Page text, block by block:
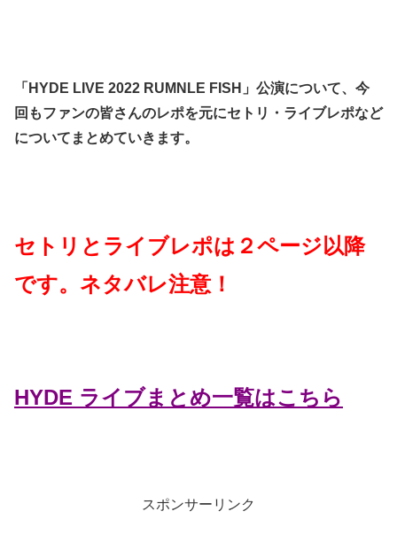
「HYDE LIVE 2022 RUMNLE FISH」公演について、今
回もファンの皆さんのレポを元にセトリ・ライブレポなど
についてまとめていきます。
セトリとライブレポは２ページ以降
です。ネタバレ注意！
HYDE ライブまとめ一覧はこちら
スポンサーリンク